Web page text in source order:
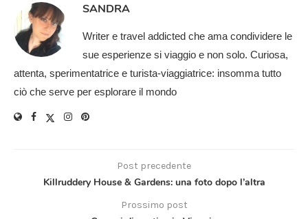
SANDRA
Writer e travel addicted che ama condividere le
sue esperienze si viaggio e non solo. Curiosa,
attenta, sperimentatrice e turista-viaggiatrice: insomma tutto
ciò che serve per esplorare il mondo
Post precedente
Killruddery House & Gardens: una foto dopo l’altra
Prossimo post